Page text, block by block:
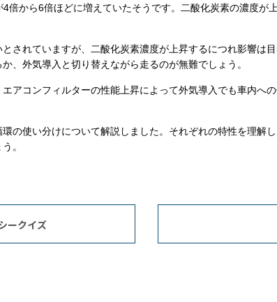
4倍から6倍ほどに増えていたそうです。二酸化炭素の濃度が
されていますが、二酸化炭素濃度が上昇するにつれ影響は
、外気導入と切り替えながら走るのが無難でしょう。
アコンフィルターの性能上昇によって外気導入でも車内へ
の使い分けについて解説しました。それぞれの特性を理解
。
ークイズ